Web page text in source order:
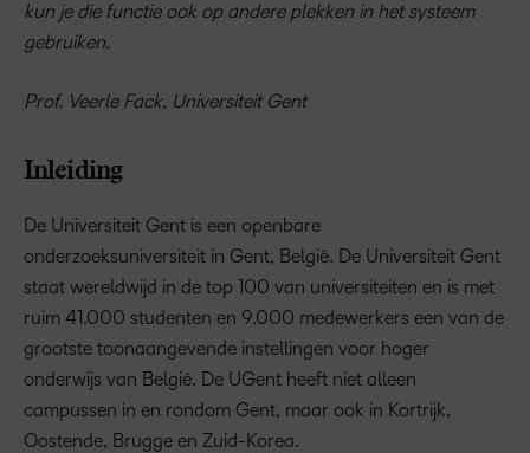
kun je die functie ook op andere plekken in het systeem
gebruiken.
Prof. Veerle Fack, Universiteit Gent
Inleiding
De Universiteit Gent is een openbare
onderzoeksuniversiteit in Gent, België. De Universiteit Gent
staat wereldwijd in de top 100 van universiteiten en is met
ruim 41.000 studenten en 9.000 medewerkers een van de
grootste toonaangevende instellingen voor hoger
onderwijs van België. De UGent heeft niet alleen
campussen in en rondom Gent, maar ook in Kortrijk,
Oostende, Brugge en Zuid-Korea.